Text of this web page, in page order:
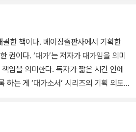
한 책이다. 베이징출판사에서 기획한
권이다. ‘대가’는 저자가 대가임을 의미
책임을 의미한다. 독자가 짧은 시간 안에
하는 게 ‘대가소서’ 시리즈의 기획 의도
의 각 부분은 독립적으로 읽힐 수 있는